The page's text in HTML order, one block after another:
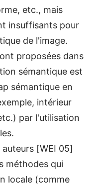
etc., mais
insuffisants pour
de l'image.
proposées dans
sémantique est
sémantique en
intérieur
par l'utilisation
[WEI 05]
méthodes qui
locale (comme